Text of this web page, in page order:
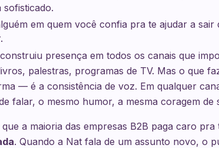
em quem você confia pra te ajudar a sair
presença em todos os canais que
palestras, programas de TV. Mas o que
— é a consistência de voz. Em qualquer
falar, o mesmo humor, a mesma coragem de
a maioria das empresas B2B paga caro pra
. Quando a Nat fala de um assunto novo, o